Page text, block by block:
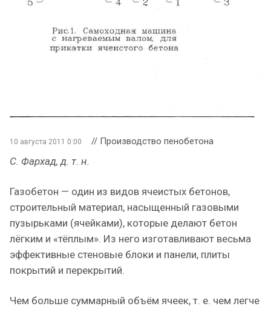
10 августа 2011 0:00 // Производство пенобетона
С. Фархад, д. т. н.
Газобетон — один из видов ячеистых бетонов,
строительный материал, насыщенный газовыми
пузырьками (ячейками), которые делают бетон
лёгким и «тёплым». Из него изготавливают весьма
эффективные стеновые блоки и панели, плиты
покрытий и перекрытий.
Чем больше суммарный объём ячеек, т. е. чем легче